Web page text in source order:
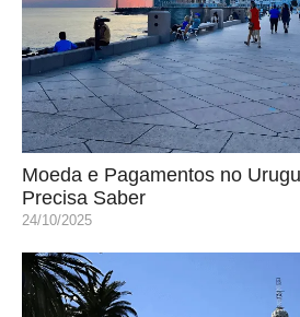
Moeda e Pagamentos no
Precisa Saber
24/10/2025